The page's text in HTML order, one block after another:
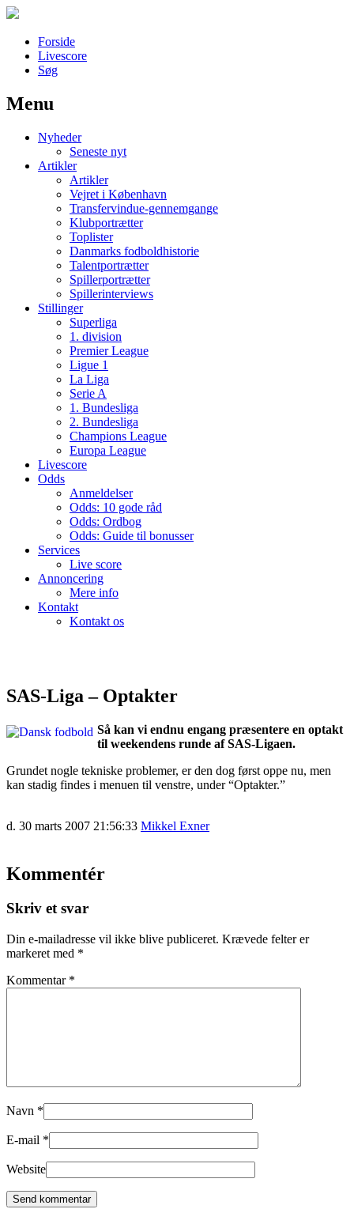
Forside
Livescore
Søg
Наши партнеры
лучшие займы
Menu
Nyheder
Seneste nyt
Artikler
Artikler
Vejret i København
Transfervindue-gennemgange
Klubportrætter
Toplister
Danmarks fodboldhistorie
Talentportrætter
Spillerportrætter
Spillerinterviews
Stillinger
Superliga
1. division
Premier League
Ligue 1
La Liga
Serie A
1. Bundesliga
2. Bundesliga
Champions League
Europa League
Livescore
Odds
Anmeldelser
Odds: 10 gode råd
Odds: Ordbog
Odds: Guide til bonusser
Services
Live score
Annoncering
Mere info
Kontakt
Kontakt os
SAS-Liga – Optakter
Så kan vi endnu engang præsentere en optakt
til weekendens runde af SAS-Ligaen.
Grundet nogle tekniske problemer, er den dog først oppe nu, men
kan stadig findes i menuen til venstre, under “Optakter.”
d. 30 marts 2007 21:56:33 Mikkel Exner
Kommentér
Skriv et svar
Din e-mailadresse vil ikke blive publiceret. Krævede felter er
markeret med *
Kommentar *
Navn *
E-mail *
Website